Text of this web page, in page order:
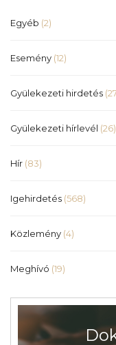
Egyéb (2)
Esemény (12)
Gyülekezeti hirdetés
Gyülekezeti hírlevél (26)
Hír (83)
Igehirdetés (568)
Közlemény (4)
Meghívó (19)